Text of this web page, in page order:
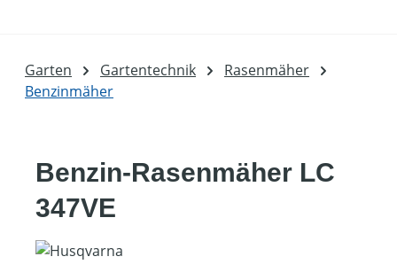
Garten Gartentechnik
Rasenmäher
Benzinmäher
Benzin-Rasenmäher LC
347VE